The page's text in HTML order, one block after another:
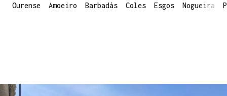
Ourense Amoeiro Barbadás Coles Esgos Nogueira